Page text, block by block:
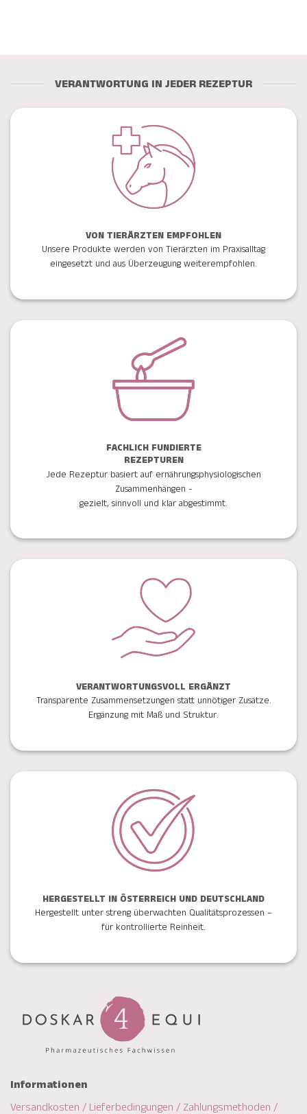
VERANTWORTUNG IN JEDER REZEPTUR
VON TIERÄRZTEN EMPFOHLEN
Unsere Produkte werden von Tierärzten im Praxisalltag
eingesetzt und aus Überzeugung weiterempfohlen.
FACHLICH FUNDIERTE
REZEPTUREN
Jede Rezeptur basiert auf ernährungsphysiologischen
Zusammenhängen -
gezielt, sinnvoll und klar abgestimmt.
VERANTWORTUNGSVOLL ERGÄNZT
Transparente Zusammensetzungen statt unnötiger Zusätze.
Ergänzung mit Maß und Struktur.
HERGESTELLT IN ÖSTERREICH UND DEUTSCHLAND
Hergestellt unter streng überwachten Qualitätsprozessen –
für kontrollierte Reinheit.
Informationen
Versandkosten / Lieferbedingungen / Zahlungsmethoden /